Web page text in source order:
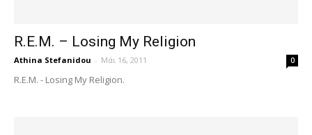
R.E.M. – Losing My Religion
Athina Stefanidou - Μάι 16, 2011 0
R.E.M. - Losing My Religion.